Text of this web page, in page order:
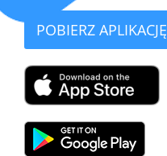
POBIERZ APLIKACJĘ